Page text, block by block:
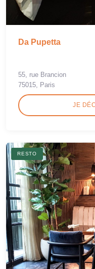
Da Pupetta
55, rue Brancion
75015, Paris
JE
RESTO